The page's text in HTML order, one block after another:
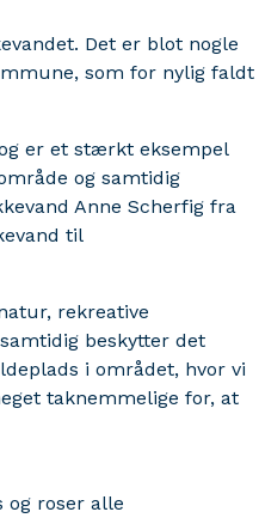
Det er blot nogle
som for nylig faldt
er et stærkt eksempel
og samtidig
Anne Scherfig fra
til
rekreative
beskytter det
i området, hvor vi
taknemmelige for, at
og roser alle